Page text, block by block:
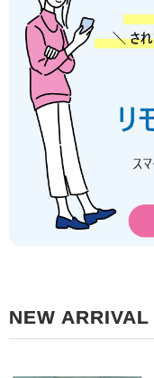
NEW ARRIVAL